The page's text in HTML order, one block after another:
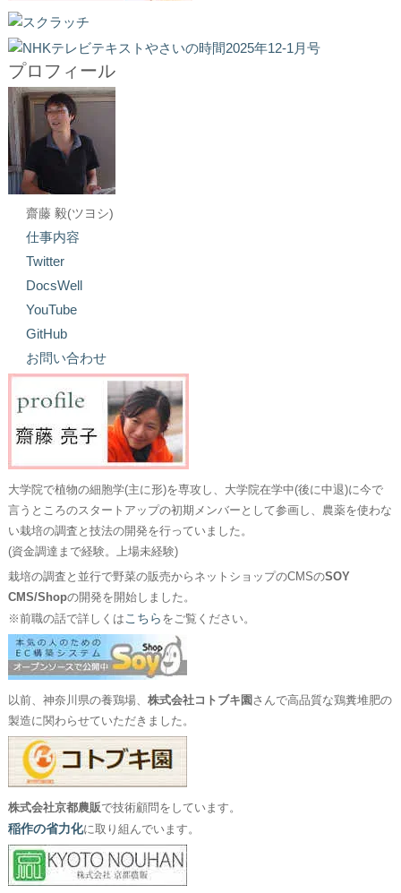
プロフィール
齋藤 毅(ツヨシ)
仕事内容
Twitter
DocsWell
YouTube
GitHub
お問い合わせ
大学院で植物の細胞学(主に形)を専攻し、大学院在学中(後に中退)に今で
言うところのスタートアップの初期メンバーとして参画し、農薬を使わな
い栽培の調査と技法の開発を行っていました。
(資金調達まで経験。上場未経験)
栽培の調査と並行で野菜の販売からネットショップのCMSのSOY
CMS/Shopの開発を開始しました。
※前職の話で詳しくは こちら をご覧ください。
以前、神奈川県の養鶏場、 株式会社コトブキ園 さんで高品質な鶏糞堆肥の
製造に関わらせていただきました。
株式会社京都農販で技術顧問をしています。
稲作の省力化に取り組んでいます。